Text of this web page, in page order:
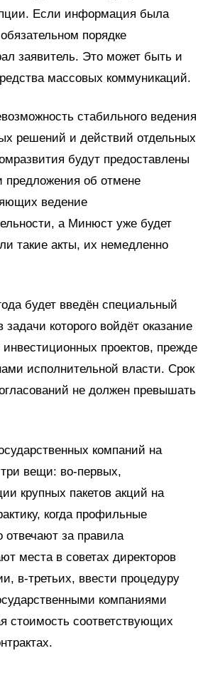
Если информация была
порядке
заявитель. Это может быть и
массовых коммуникаций.
стабильного ведения
решений и действий отдельных
будут предоставлены
предложения об отмене
ведение
а Минюст уже будет
такие акты, их немедленно
будет введён специальный
которого войдёт оказание
проектов, прежде
исполнительной власти. Срок
не должен превышать
компаний на
вещи: во-первых,
крупных пакетов акций на
когда профильные
отвечают за правила
места в советах директоров
в-третьих, ввести процедуру
компаниями
стоимость соответствующих